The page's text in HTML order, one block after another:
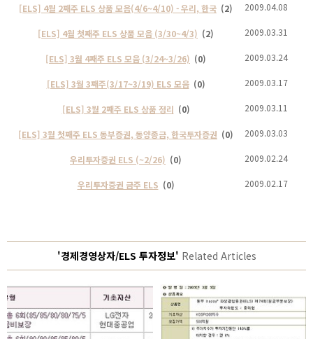
[ELS] 4월 2째주 ELS 상품 모음(4/6~4/10) - 우리, 한국 (2) 2009.04.08
[ELS] 4월 첫째주 ELS 상품 모음 (3/30~4/3) (2) 2009.03.31
[ELS] 3월 4째주 ELS 모음 (3/24~3/26) (0) 2009.03.24
[ELS] 3월 3째주(3/17~3/19) ELS 모음 (0) 2009.03.17
[ELS] 3월 2째주 ELS 상품 정리 (0) 2009.03.11
[ELS] 3월 첫째주 ELS 동부증권, 동양종금, 한국투자증권 (0) 2009.03.03
우리투자증권 ELS (~2/26) (0) 2009.02.24
우리투자증권 금주 ELS (0) 2009.02.17
'경제경영상자/ELS 투자정보' Related Articles